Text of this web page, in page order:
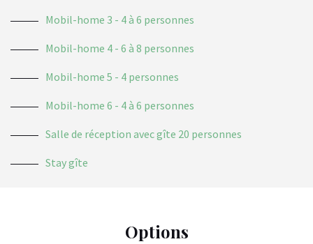
Mobil-home 3 - 4 à 6 personnes
Mobil-home 4 - 6 à 8 personnes
Mobil-home 5 - 4 personnes
Mobil-home 6 - 4 à 6 personnes
Salle de réception avec gîte 20 personnes
Stay gîte
Options